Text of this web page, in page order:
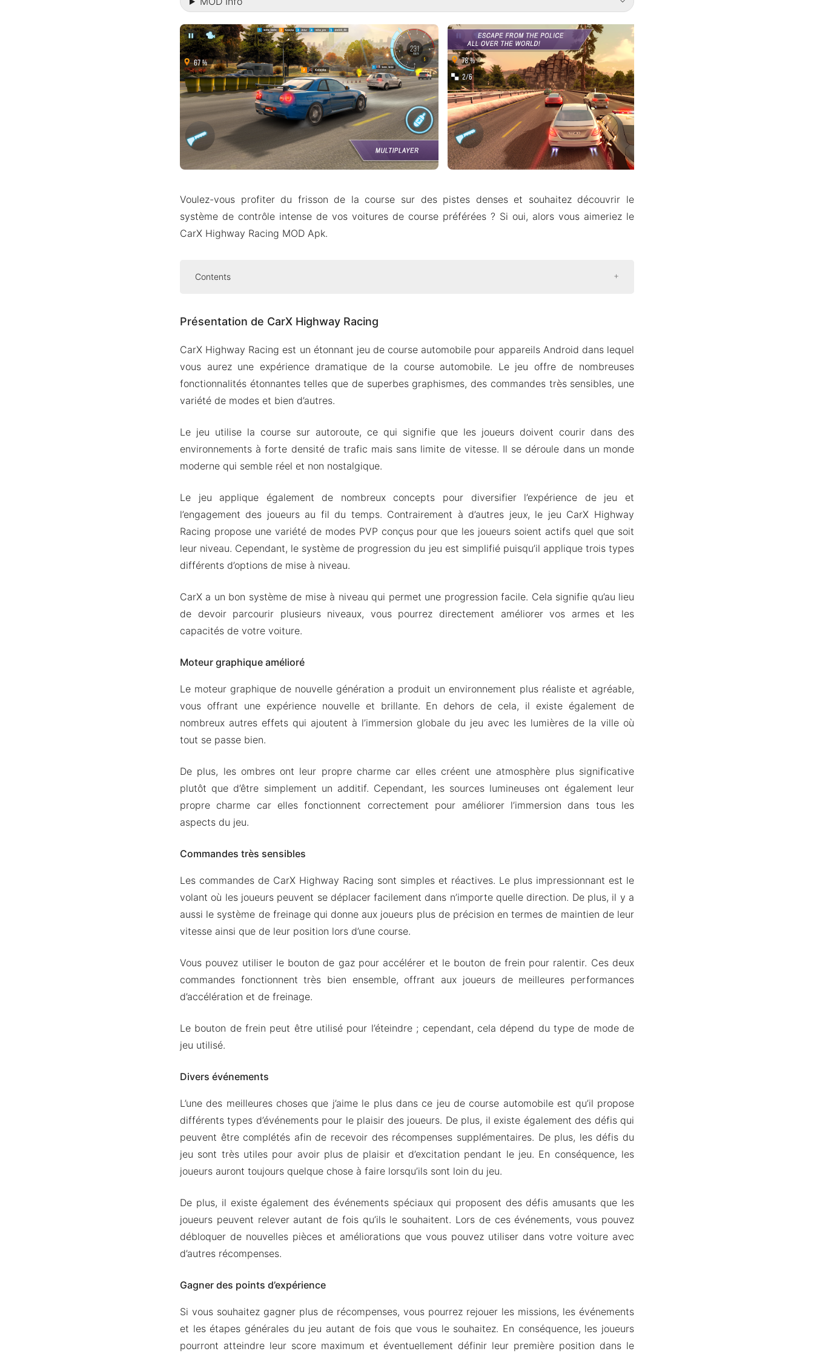
Voulez-vous profiter du frisson de la course sur des pistes denses et souhaitez découvrir le
système de contrôle intense de vos voitures de course préférées ? Si oui, alors vous aimeriez le
CarX Highway Racing MOD Apk.
Contents
Moteur graphique amélioré
Divers événements
Gagner des points d’expérience
Version Mod APK de CarX Highway Racing
Téléchargez CarX Highway Racing Apk & MOD pour Android 2024
Présentation de CarX Highway Racing
CarX Highway Racing est un étonnant jeu de course automobile pour appareils Android dans lequel
vous aurez une expérience dramatique de la course automobile. Le jeu offre de nombreuses
fonctionnalités étonnantes telles que de superbes graphismes, des commandes très sensibles, une
variété de modes et bien d’autres.
Le jeu utilise la course sur autoroute, ce qui signifie que les joueurs doivent courir dans des
environnements à forte densité de trafic mais sans limite de vitesse. Il se déroule dans un monde
moderne qui semble réel et non nostalgique.
Le jeu applique également de nombreux concepts pour diversifier l’expérience de jeu et
l’engagement des joueurs au fil du temps. Contrairement à d’autres jeux, le jeu CarX Highway
Racing propose une variété de modes PVP conçus pour que les joueurs soient actifs quel que soit
leur niveau. Cependant, le système de progression du jeu est simplifié puisqu’il applique trois types
différents d’options de mise à niveau.
CarX a un bon système de mise à niveau qui permet une progression facile. Cela signifie qu’au lieu
de devoir parcourir plusieurs niveaux, vous pourrez directement améliorer vos armes et les
capacités de votre voiture.
Moteur graphique amélioré
Le moteur graphique de nouvelle génération a produit un environnement plus réaliste et agréable,
vous offrant une expérience nouvelle et brillante. En dehors de cela, il existe également de
nombreux autres effets qui ajoutent à l’immersion globale du jeu avec les lumières de la ville où
tout se passe bien.
De plus, les ombres ont leur propre charme car elles créent une atmosphère plus significative
plutôt que d’être simplement un additif. Cependant, les sources lumineuses ont également leur
propre charme car elles fonctionnent correctement pour améliorer l’immersion dans tous les
aspects du jeu.
Commandes très sensibles
Les commandes de CarX Highway Racing sont simples et réactives. Le plus impressionnant est le
volant où les joueurs peuvent se déplacer facilement dans n’importe quelle direction. De plus, il y a
aussi le système de freinage qui donne aux joueurs plus de précision en termes de maintien de leur
vitesse ainsi que de leur position lors d’une course.
Vous pouvez utiliser le bouton de gaz pour accélérer et le bouton de frein pour ralentir. Ces deux
commandes fonctionnent très bien ensemble, offrant aux joueurs de meilleures performances
d’accélération et de freinage.
Le bouton de frein peut être utilisé pour l’éteindre ; cependant, cela dépend du type de mode de
jeu utilisé.
Divers événements
L’une des meilleures choses que j’aime le plus dans ce jeu de course automobile est qu’il propose
différents types d’événements pour le plaisir des joueurs. De plus, il existe également des défis qui
peuvent être complétés afin de recevoir des récompenses supplémentaires. De plus, les défis du
jeu sont très utiles pour avoir plus de plaisir et d’excitation pendant le jeu. En conséquence, les
joueurs auront toujours quelque chose à faire lorsqu’ils sont loin du jeu.
De plus, il existe également des événements spéciaux qui proposent des défis amusants que les
joueurs peuvent relever autant de fois qu’ils le souhaitent. Lors de ces événements, vous pouvez
débloquer de nouvelles pièces et améliorations que vous pouvez utiliser dans votre voiture avec
d’autres récompenses.
Gagner des points d’expérience
Si vous souhaitez gagner plus de récompenses, vous pourrez rejouer les missions, les événements
et les étapes générales du jeu autant de fois que vous le souhaitez. En conséquence, les joueurs
pourront atteindre leur score maximum et éventuellement définir leur première position dans le